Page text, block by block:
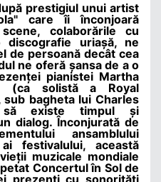
prestigiul unui artist
care îi înconjoară
colaborările cu
uriașă, ne
de persoană decât cea
ne oferă șansa de a o
ței pianistei Martha
(ca solistă a Royal
bagheta lui Charles
existe timpul
și
dialog. Înconjurată de
ansamblului
festivalului, această
ții muzicale mondiale
Concertul în Sol de